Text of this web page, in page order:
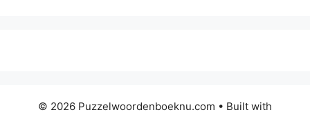
© 2026 Puzzelwoordenboeknu.com • Built with